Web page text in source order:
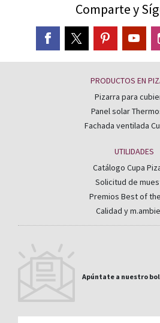
Comparte y
PRODUCTOS EN
Pizarra para
Panel solar
Fachada ventilada
UTILIDADES
Catálogo Cupa
Solicitud de
Premios Best of
Calidad y
Apúntate a nuestro